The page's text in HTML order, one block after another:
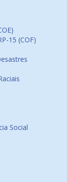
15 (COF)
Social